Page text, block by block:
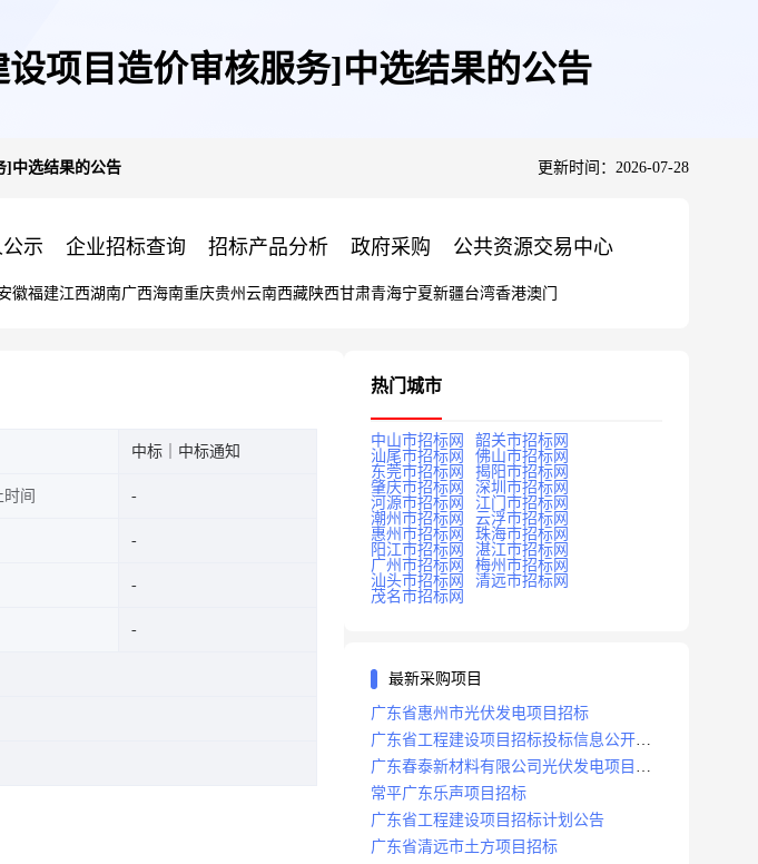
项目造价审核服务]中选结果的公告
]中选结果的公告 更新时间：2026-07-28
示 企业招标查询 招标产品分析 政府采购 公共资源交易中心
徽福建江西湖南广西海南重庆贵州 云南西藏陕西甘肃青海宁夏新疆台湾香港澳门
中标｜中标通知
间
热门城市
中山市招标网
韶关市招标网
汕尾市招标网
佛山市招标网
东莞市招标网
揭阳市招标网
肇庆市招标网
深圳市招标网
河源市招标网
江门市招标网
潮州市招标网
云浮市招标网
惠州市招标网
珠海市招标网
阳江市招标网
湛江市招标网
广州市招标网
梅州市招标网
汕头市招标网
清远市招标网
茂名市招标网
最新采购项目
广东省惠州市光伏发电项目招标
广东省工程建设项目招标投标信息公开目
录
广东春泰新材料有限公司光伏发电项目招
标
常平广东乐声项目招标
广东省工程建设项目招标计划公告
广东省清远市土方项目招标